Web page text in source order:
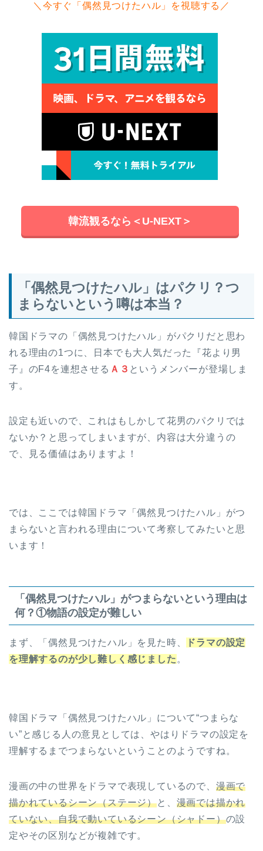
＼今すぐ「偶然見つけたハル」を視聴する／
韓流観るなら＜U-NEXT＞
「偶然見つけたハル」はパクリ？つ
まらないという噂は本当？
韓国ドラマの「偶然見つけたハル」がパクリだと思わ
れる理由の1つに、日本でも大人気だった『花より男
子』のF4を連想させる Ａ３ というメンバーが登場しま
す。
設定も近いので、これはもしかして花男のパクリでは
ないか？と思ってしまいますが、内容は大分違うの
で、見る価値はありますよ！
では、ここでは韓国ドラマ「偶然見つけたハル」がつ
まらないと言われる理由について考察してみたいと思
います！
「偶然見つけたハル」がつまらないという理由は
何？①物語の設定が難しい
まず、「偶然見つけたハル」を見た時、
ドラマの設定
を理解するのが少し難しく感じました 。
韓国ドラマ「偶然見つけたハル」について“つまらな
い”と感じる人の意見としては、やはりドラマの設定を
理解するまでつまらないということのようですね。
漫画の中の世界をドラマで表現しているので、 漫画で
描かれているシーン（ステージ）と、 漫画では描かれ
ていない、自我で動いているシーン（シャドー）の設
定やその区別などが複雑です。